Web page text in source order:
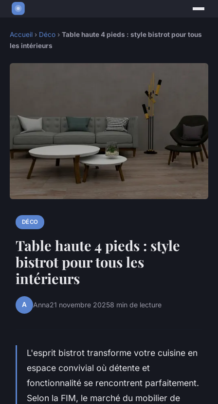
Accueil › Déco › Table haute 4 pieds : style bistrot pour tous
les intérieurs
DÉCO
Table haute 4 pieds : style
bistrot pour tous les
intérieurs
A Anna21 novembre 20258 min de lecture
L'esprit bistrot transforme votre cuisine en
espace convivial où détente et
fonctionnalité se rencontrent parfaitement.
Selon la FIM, le marché du mobilier de